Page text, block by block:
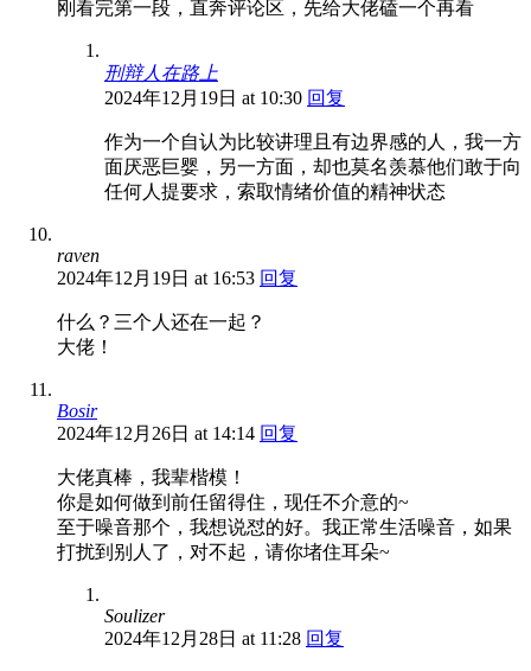
刚看完第一段，直奔评论区，先给大佬磕一个再看
刑辩人在路上
2024年12月19日 at 10:30 回复
作为一个自认为比较讲理且有边界感的人，我一方
面厌恶巨婴，另一方面，却也莫名羡慕他们敢于向
任何人提要求，索取情绪价值的精神状态
raven
2024年12月19日 at 16:53 回复
什么？三个人还在一起？
大佬！
Bosir
2024年12月26日 at 14:14 回复
大佬真棒，我辈楷模！
你是如何做到前任留得住，现任不介意的~
至于噪音那个，我想说怼的好。我正常生活噪音，如果
打扰到别人了，对不起，请你堵住耳朵~
Soulizer
2024年12月28日 at 11:28 回复